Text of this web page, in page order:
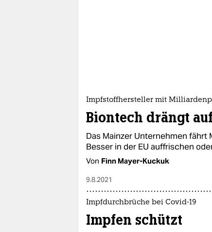
Impfstoffhersteller mit
Biontech drängt
Das Mainzer Unternehmen fährt
Besser in der EU auffrischen
Von Finn Mayer-Kuckuk
9.8.2021
Impfdurchbrüche bei Covid-19
Impfen schützt